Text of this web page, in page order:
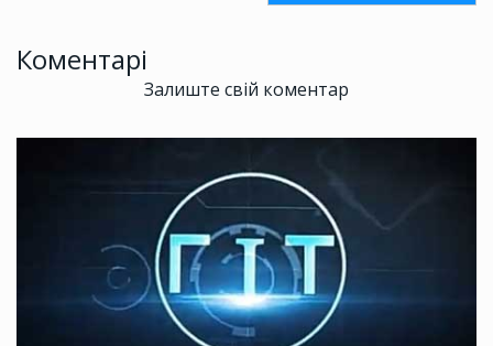
Коментарі
Залиште свій коментар